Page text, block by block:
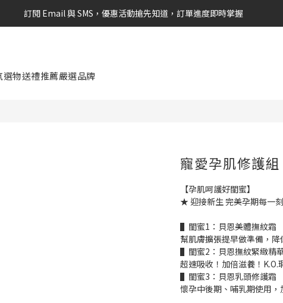
新會員享$100購物金 現在立即加入！
訂閱 Email 與 SMS，優惠活動搶先知道，訂單進度即時掌握
選物送禮推薦嚴選品牌
寵愛孕肌修護組
【孕肌呵護好閨蜜】
★ 迎接新生 完美孕期每一刻
▌閨蜜1：貝恩美體撫紋霜
幫肌膚擴張提早做準備，
▌閨蜜2：貝恩撫紋緊緻精
超速吸收！加倍滋養！
▌閨蜜3：貝恩乳頭修護霜
懷孕中後期、哺乳期使用